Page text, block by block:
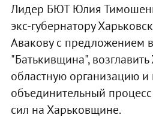
Лидер БЮТ Юлия
экс-губернатору
Авакову с предложением
"Батькивщина",
областную организацию и
объединительный
сил на Харьковщине.